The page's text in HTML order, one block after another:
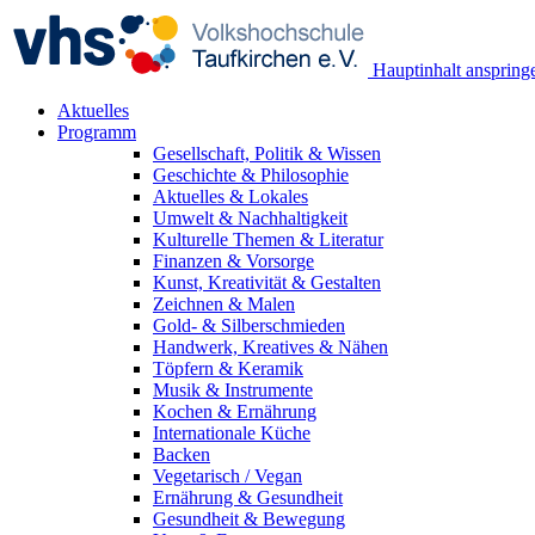
Hauptinhalt
Aktuelles
Programm
Gesellschaft, Politik & Wissen
Geschichte & Philosophie
Aktuelles & Lokales
Umwelt & Nachhaltigkeit
Kulturelle Themen & Literatur
Finanzen & Vorsorge
Kunst, Kreativität & Gestalten
Zeichnen & Malen
Gold- & Silberschmieden
Handwerk, Kreatives & Nähen
Töpfern & Keramik
Musik & Instrumente
Kochen & Ernährung
Internationale Küche
Backen
Vegetarisch / Vegan
Ernährung & Gesundheit
Gesundheit & Bewegung